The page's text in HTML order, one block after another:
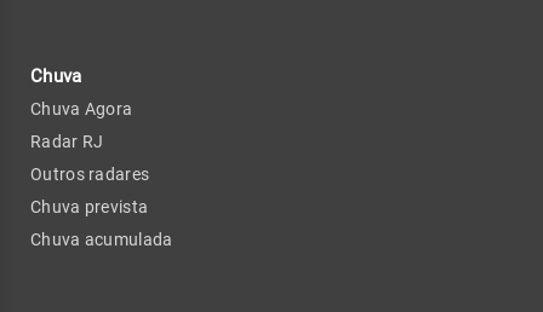
Chuva
Chuva Agora
Radar RJ
Outros radares
Chuva prevista
Chuva acumulada